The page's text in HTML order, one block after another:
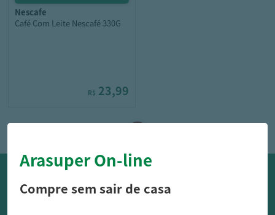
nescafe
Café Com Leite Nescafé 330G
R$ 23,99
OFERTAS NO WHATSAPP:
Siga nossos canais oficiais de ofertas no Whasapp!
Arasuper On-line
Compre sem sair de casa